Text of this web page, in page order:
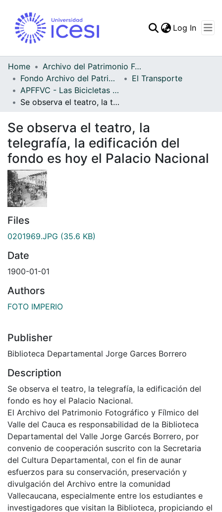
Statistics
Log In
Home
Archivo del Patrimonio Fotográfico y Fílmico del Valle del Cauca
Fondo Archivo del Patrimonio Fotográfico y Fílmico del Valle del Cauca
El Transporte
APFFVC - Las Bicicletas y Ca - Patrimonial
Se observa el teatro, la telegrafía, la edificación del fondo es hoy el Palacio Nacional
Se observa el teatro, la
telegrafía, la edificación del
fondo es hoy el Palacio Nacional
Files
0201969.JPG (35.6 KB)
Date
1900-01-01
Authors
FOTO IMPERIO
Publisher
Biblioteca Departamental Jorge Garces Borrero
Description
Se observa el teatro, la telegrafía, la edificación del
fondo es hoy el Palacio Nacional.
El Archivo del Patrimonio Fotográfico y Fílmico del
Valle del Cauca es responsabilidad de la Biblioteca
Departamental del Valle Jorge Garcés Borrero, por
convenio de cooperación suscrito con la Secretaria
del Cultura Departamental, con el fin de aunar
esfuerzos para su conservación, preservación y
divulgación del Archivo entre la comunidad
Vallecaucana, especialmente entre los estudiantes e
investigadores que visitan la Biblioteca, propiciando el